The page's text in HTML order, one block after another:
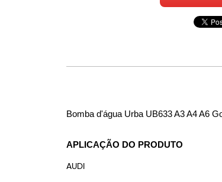
Bomba d'água Urba UB633 A3 A4 A6
APLICAÇÃO DO PRODUTO
AUDI